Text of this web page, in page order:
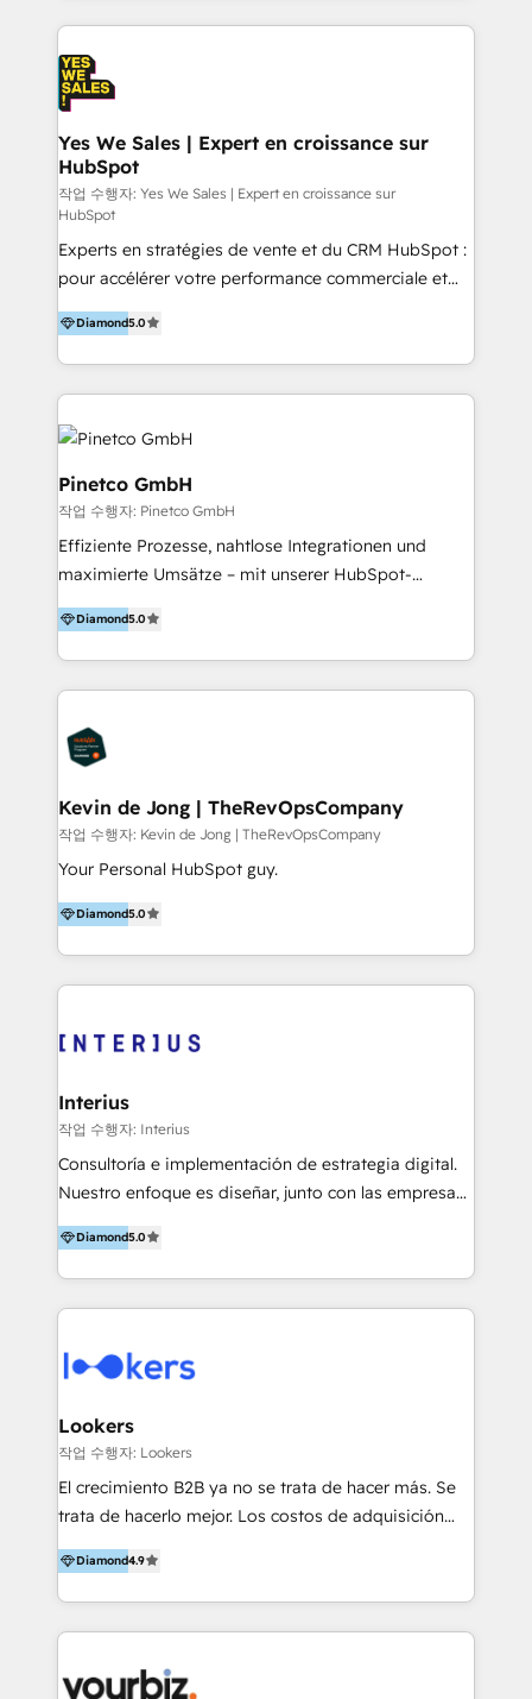
Bupa, Kennards Hire, Penrith Solar, Boston Scientific,
and Kirana Colleges.
countries. Our team combines 130+ years of
education experience with deep HubSpot expertise
to help you simplify processes, improve
engagement, and build sustainable systems that
support long-term growth. We understand
admissions, student recruitment, marketing, and
alumni engagement because many of our team have
worked in these roles. This means we design
HubSpot setups that reflect the way your
organisation works, giving your teams confidence
and clarity from day one. We offer specialist
onboarding, consultancy, and ongoing support to
help education teams replace manual tasks, improve
reporting, and deliver better experiences for families
and learners. Services are delivered remotely
worldwide or in person within the UK.
Yes We Sales | Expert en croissance sur
HubSpot
작업 수행자: Yes We Sales | Expert en croissance sur
HubSpot
Experts en stratégies de vente et du CRM HubSpot :
pour accélérer votre performance commerciale et
améliorer vos processus métiers. Partenaire certifié,
nous intervenons sur l’ensemble des Hubs
(Marketing, Sales, Service, CMS et Operations) pour
concevoir une architecture cohérente et orientée
résultats. Nos expertises : - Déploiement structuré
de HubSpot : cadrage fonctionnel, paramétrage
avancé, intégrations avec vos outils existants -
Conduite du changement et montée en
compétences : formations opérationnelles et
accompagnement sur mesure pour les équipes
nettoyage de votre base CRM, refonte des pipelines
d'expérience dans l'accompagnement de structures
agiles, nous transformons votre portail HubSpot en
croissance.
Diamond5.0
Pinetco GmbH
작업 수행자: Pinetco GmbH
Effiziente Prozesse, nahtlose Integrationen und
maximierte Umsätze – mit unserer HubSpot-
Expertise optimieren Sie Ihre Leadgenerierung,
Vertriebssteuerung und Kundenbindung. Wir sorgen
für eine reibungslose Implementierung und
Integration von HubSpot in Ihre bestehende
und Customer Success zu einer leistungsstarken
Einheit. Durch unser Revenue-Operations-
Framework verbessern Sie Ihre Lead-Qualifizierung,
verkürzen Verkaufszyklen und steigern langfristig
Ihre Kundenbindung. Unsere strategische
First“-Auszeichnung als zweitbester HubSpot-
Partner in EMEA honoriert – ein Beleg für nachhaltige
HubSpot Partner der Kategorie Customer First in
EMEA in Q1 2025.
Diamond5.0
Kevin de Jong | TheRevOpsCompany
작업 수행자: Kevin de Jong | TheRevOpsCompany
Your Personal HubSpot guy.
Diamond5.0
Interius
작업 수행자: Interius
Consultoría e implementación de estrategia digital.
Nuestro enfoque es diseñar, junto con las empresas,
la mejor forma de conectar con su mercado meta,
ayudándolas a utilizar la tecnología disponible para
hacer rentables sus procesos comerciales.
Diamond5.0
Lookers
작업 수행자: Lookers
El crecimiento B2B ya no se trata de hacer más. Se
trata de hacerlo mejor. Los costos de adquisición
suben, el retorno no escala, y los equipos están
saturados de herramientas, procesos y presión por
resultados. Seguir creciendo sin datos claros, sin
alineación y sin estrategia es como acelerar con los
Growth, la forma de crecer con inteligencia. En
Diamond4.9